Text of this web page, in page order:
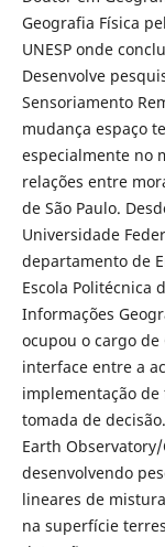
Geografia Física
UNESP onde
Desenvolve
Sensoriamento
mudança espaço
especialmente no
relações entre
de São Paulo.
Universidade
departamento de
Escola Politécnica
Informações
ocupou o cargo
interface entre a
implementação
tomada de
Earth
desenvolvendo
lineares de
na superfície